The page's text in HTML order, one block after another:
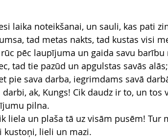
laika noteikšanai, un sauli, kas pati
tad metas nakts, tad kustas visi
pēc laupījuma un gaida savu barību
tad tie pazūd un apgulstas savās alās;
pie sava darba, iegrimdams savā
darbi, ak, Kungs! Cik daudz ir to, un
pilna.
liela un plaša tā uz visām pusēm! Tur
kustoņi, lieli un mazi.